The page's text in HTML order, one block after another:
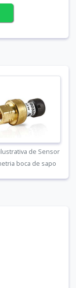
de Sensor
boca de sapo